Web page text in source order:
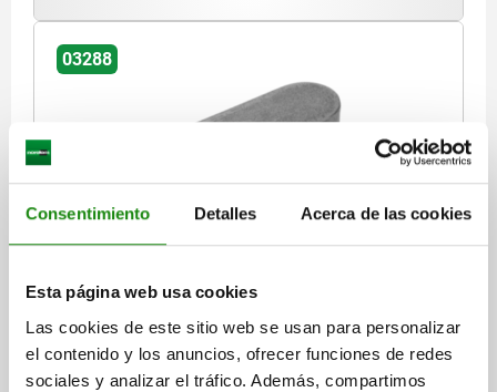
Consentimiento Detalles Acerca de las cookies
Esta página web usa cookies
Las cookies de este sitio web se usan para personalizar
el contenido y los anuncios, ofrecer funciones de redes
sociales y analizar el tráfico. Además, compartimos
03288
CHAVETA DIN6885, FORMA:A, B=2, L=18, H=2, ACERO
MATERIAL DEL CUERPO DE BASE=ACERO
Referencia: 03288-02X18